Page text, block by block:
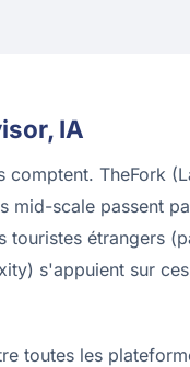
IA
TheFork
scale passent
étrangers
s'appuient sur
toutes les